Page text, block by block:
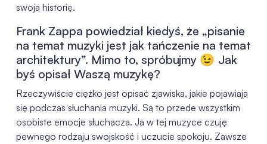
swoją historię.
Frank Zappa powiedział kiedyś, że „pisanie
na temat muzyki jest jak tańczenie na temat
architektury”. Mimo to, spróbujmy 😉 Jak
byś opisał Waszą muzykę?
Rzeczywiście ciężko jest opisać zjawiska, jakie pojawiają
się podczas słuchania muzyki. Są to przede wszystkim
osobiste emocje słuchacza. Ja w tej muzyce czuję
pewnego rodzaju swojskość i uczucie spokoju. Zawsze